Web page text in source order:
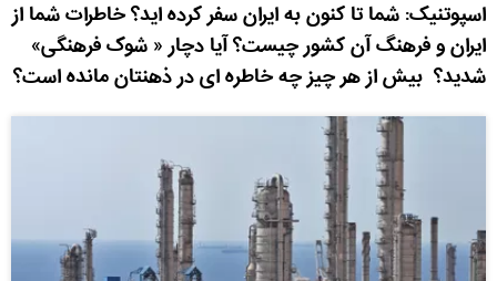
اسپوتنیک: شما تا کنون به ایران سفر کرده اید؟ خاطرات شما از
ایران و فرهنگ آن کشور چیست؟ آیا دچار « شوک فرهنگی»
شدید؟ بیش از هر چیز چه خاطره ای در ذهنتان مانده است؟